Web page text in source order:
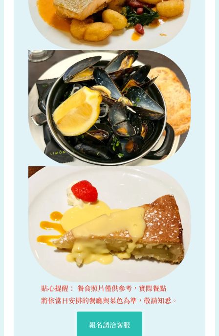
貼心提醒： 餐食照片僅供參考，實際餐點
將依當日安排的餐廳與菜色為準，敬請知悉。
報名請洽客服